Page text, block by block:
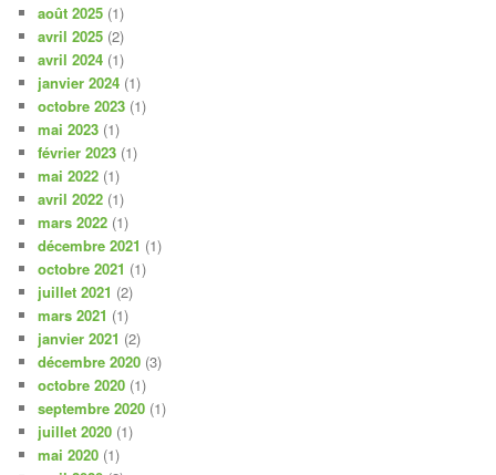
août 2025 (1)
avril 2025 (2)
avril 2024 (1)
janvier 2024 (1)
octobre 2023 (1)
mai 2023 (1)
février 2023 (1)
mai 2022 (1)
avril 2022 (1)
mars 2022 (1)
décembre 2021 (1)
octobre 2021 (1)
juillet 2021 (2)
mars 2021 (1)
janvier 2021 (2)
décembre 2020 (3)
octobre 2020 (1)
septembre 2020 (1)
juillet 2020 (1)
mai 2020 (1)